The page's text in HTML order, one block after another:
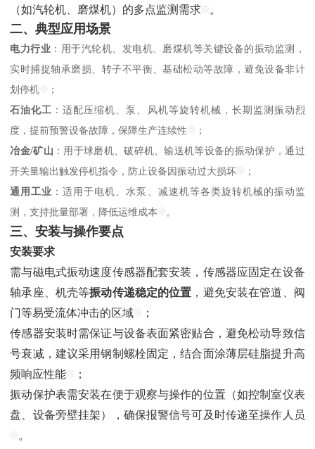
（如汽轮机、磨煤机）的多点监测需求
。
二、典型应用场景
电力行业 ：用于汽轮机、发电机、磨煤机等关键设备的振动监测，
实时捕捉轴承磨损、转子不平衡、基础松动等故障，避免设备非计
划停机
；
石油化工 ：适配压缩机、泵、风机等旋转机械，长期监测振动烈
度，提前预警设备故障，保障生产连续性
；
冶金/矿山 ：用于球磨机、破碎机、输送机等设备的振动保护，通过
开关量输出触发停机指令，防止设备因振动过大损坏
；
通用工业 ：适用于电机、水泵、减速机等各类旋转机械的振动监
测，支持批量部署，降低运维成本
。
三、安装与操作要点
安装要求
需与磁电式振动速度传感器配套安装，传感器应固定在设备
轴承座、机壳等振动传递稳定的位置 ，避免安装在管道、阀
门等易受流体冲击的区域
；
传感器安装时需保证与设备表面紧密贴合，避免松动导致信
号衰减，建议采用钢制螺栓固定，结合面涂薄层硅脂提升高
频响应性能
；
振动保护表需安装在便于观察与操作的位置（如控制室仪表
盘、设备旁壁挂架），确保报警信号可及时传递至操作人员
。